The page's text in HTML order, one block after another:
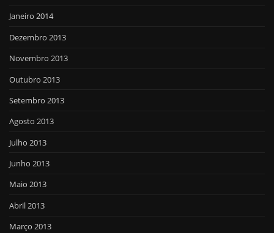
Janeiro 2014
Dezembro 2013
Novembro 2013
Outubro 2013
Setembro 2013
Agosto 2013
Julho 2013
Junho 2013
Maio 2013
Abril 2013
Março 2013